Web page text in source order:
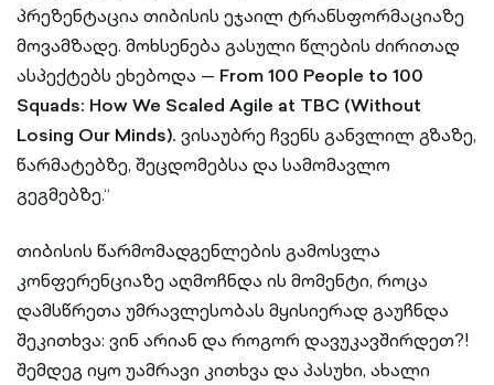
პრეზენტაცია თიბისის ეჯაილ ტრანსფორმაციაზე
მოვამზადე. მოხსენება გასული წლების ძირითად
ასპექტებს ეხებოდა — From 100 People to 100
Squads: How We Scaled Agile at TBC (Without
Losing Our Minds). ვისაუბრე ჩვენს განვლილ გზაზე,
წარმატებზე, შეცდომებსა და სამომავლო
გეგმებზე.“
თიბისის წარმომადგენლების გამოსვლა
კონფერენციაზე აღმოჩნდა ის მომენტი, როცა
დამსწრეთა უმრავლესობას მყისიერად გაუჩნდა
შეკითხვა: ვინ არიან და როგორ დავუკავშირდეთ?!
შემდეგ იყო უამრავი კითხვა და პასუხი, ახალი